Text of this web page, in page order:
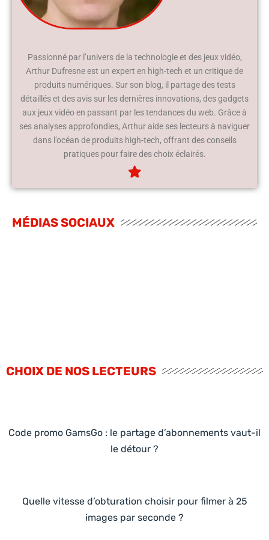
Passionné par l’univers de la technologie et des jeux vidéo,
Arthur Dufresne est un expert en high-tech et un critique de
produits numériques. Sur son blog, il partage des tests
détaillés et des avis sur les dernières innovations, des gadgets
aux jeux vidéo en passant par les tendances du web. Grâce à
ses analyses approfondies, Arthur aide ses lecteurs à naviguer
dans l’océan de produits high-tech, offrant des conseils
pratiques pour faire des choix éclairés.
MÉDIAS SOCIAUX
CHOIX DE NOS LECTEURS
Code promo GamsGo : le partage d’abonnements vaut-il
le détour ?
Quelle vitesse d’obturation choisir pour filmer à 25
images par seconde ?